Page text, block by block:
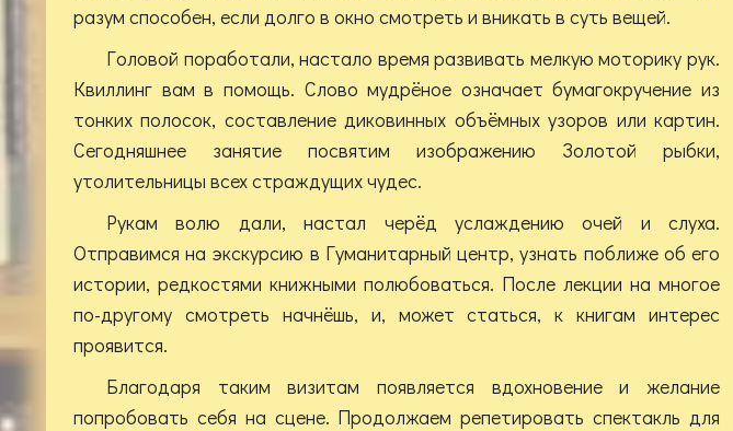
разум способен, если долго в окно смотреть и вникать в суть вещей.
Головой поработали, настало время развивать мелкую моторику рук.
Квиллинг вам в помощь. Слово мудрёное означает бумагокручение из
тонких полосок, составление диковинных объёмных узоров или картин.
Сегодняшнее занятие посвятим изображению Золотой рыбки,
утолительницы всех страждущих чудес.
Рукам волю дали, настал черёд услаждению очей и слуха.
Отправимся на экскурсию в Гуманитарный центр, узнать поближе об его
истории, редкостями книжными полюбоваться. После лекции на многое
по-другому смотреть начнёшь, и, может статься, к книгам интерес
проявится.
Благодаря таким визитам появляется вдохновение и желание
попробовать себя на сцене. Продолжаем репетировать спектакль для